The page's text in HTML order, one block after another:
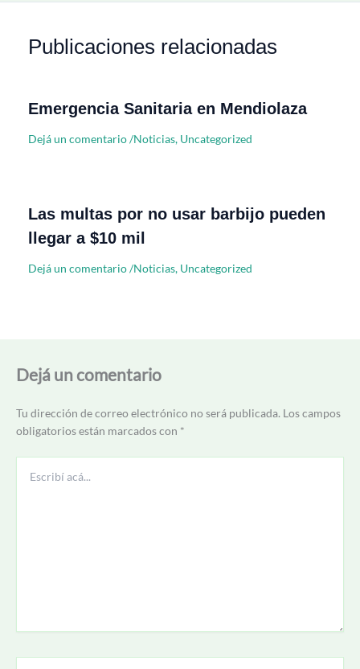
Publicaciones relacionadas
Emergencia Sanitaria en Mendiolaza
Dejá un comentario/Noticias, Uncategorized
Las multas por no usar barbijo pueden
llegar a $10 mil
Dejá un comentario/Noticias, Uncategorized
Dejá un comentario
Tu dirección de correo electrónico no será publicada. Los campos
obligatorios están marcados con *
acá...